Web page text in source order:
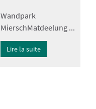
Wandpark
MierschMatdeelung ...
Lire la suite